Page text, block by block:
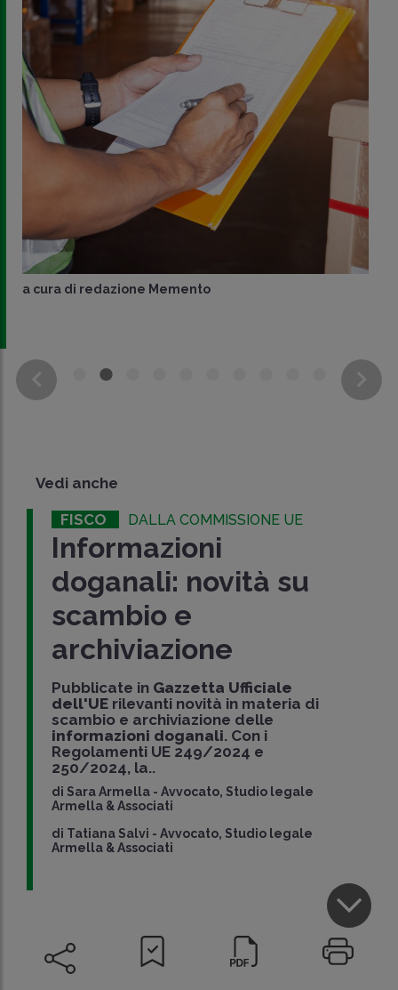
a cura di redazione Memento
Vedi anche
FISCO DALLA COMMISSIONE UE
Informazioni
doganali: novità su
scambio e
archiviazione
Pubblicate in Gazzetta Ufficiale
dell'UE rilevanti novità in materia di
scambio e archiviazione delle
informazioni doganali. Con i
Regolamenti UE 249/2024 e
250/2024, la..
di Sara Armella -Avvocato, Studio legale
Armella & Associati
di Tatiana Salvi -Avvocato, Studio legale
Armella & Associati